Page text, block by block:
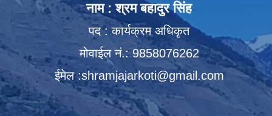
नाम : श्रम बहादुर सिंह
पद : कार्यक्रम अधिकृत
मोवाईल नं.: 9858076262
ईमेल :shramjajarkoti@gmail.com